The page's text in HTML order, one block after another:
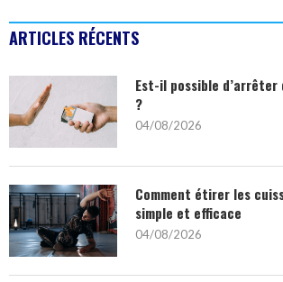
ARTICLES RÉCENTS
Est-il possible d’arrêter
?
04/08/2026
Comment étirer les
simple et efficace
04/08/2026